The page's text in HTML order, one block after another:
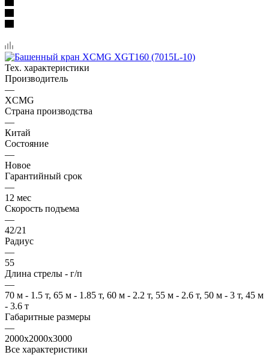
Тех. характеристики
Производитель
—
XCMG
Страна производства
—
Китай
Состояние
—
Новое
Гарантийный срок
—
12 мес
Скорость подъема
—
42/21
Радиус
—
55
Длина стрелы - г/п
—
70 м - 1.5 т, 65 м - 1.85 т, 60 м - 2.2 т, 55 м - 2.6 т, 50 м - 3 т, 45 м
- 3.6 т
Габаритные размеры
—
2000x2000x3000
Все характеристики